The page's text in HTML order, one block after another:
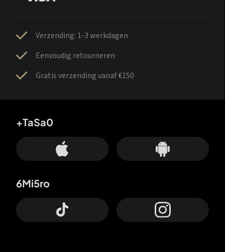
Verzending: 1-3 werkdagen
Eenvoudig retourneren
Gratis verzending vanaf €150
+TaSa0
6Mi5ro